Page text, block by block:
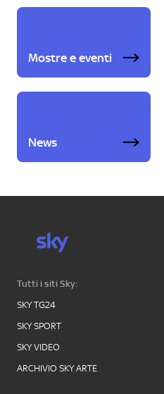
Mostre e eventi
News
Tutti i siti Sky:
SKY TG24
SKY SPORT
SKY VIDEO
ARCHIVIO SKY ARTE